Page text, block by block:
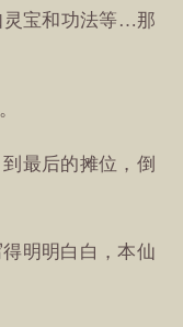
灵宝和功法等…那
最后的摊位，倒
明明白白，本仙